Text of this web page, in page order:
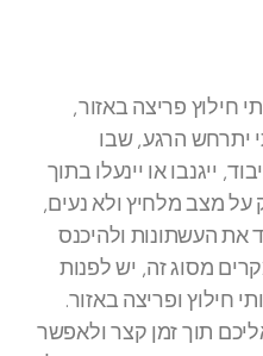
חילוץ פריצה באזור,
יתרחש הרגע, שבו
ייגנבו או יינעלו בתוך
מצב מלחיץ ולא נעים,
העשתונות ולהיכנס
מסוג זה, יש לפנות
חילוץ ופריצה באזור.
תוך זמן קצר ולאפשר